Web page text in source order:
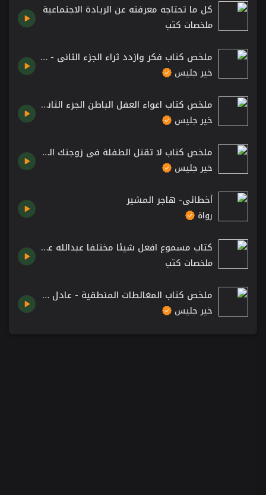
كل ما تحتاجه معرفته عن الريادة الاجتماعية
ملخصات كتب
ملخص كتاب فكر وازدد ثراء الجزء الثاني - نابليون هيل
خير جليس
ملخص كتاب اغواء العقل الباطن الجزء الثاني - روبرت هيث
خير جليس
ملخص كتاب لا تقتل الطفلة في زوجتك الجزء الأول - محمود توفيق
خير جليس
أخطائي- هاجر المشير
رواة
كتاب مسموع افعل شيئا مختلفا عبدالله علي العبدالغني
ملخصات كتب
ملخص كتاب المغالطات المنطقية - عادل مصطفى
خير جليس